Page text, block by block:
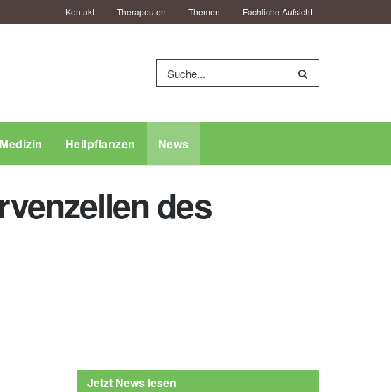
Kontakt Therapeuten Themen Fachliche Aufsicht
Heilpflanzen News
des
Jetzt News lesen